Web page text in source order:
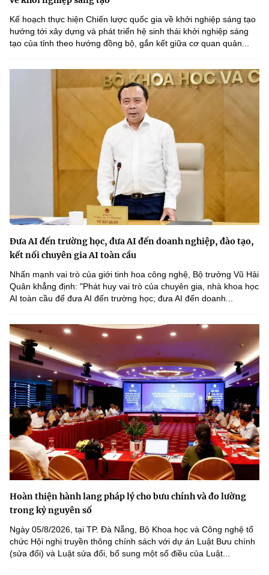
Chọn ngôn ngữ
Vietnamese English
BỘ KHOA HỌC VÀ CÔNG NGHỆ
MINISTRY OF SCIENCE AND TECHNOLOGY
Điều khoản sử dụng Theo dõi MST:
Cơ quan chủ quản: Bộ Khoa học và Công nghệ (MST)
Chịu trách nhiệm nội dung: Nguyễn Thị Hải Hằng
Giám đốc Trung tâm Truyền thông Khoa học và Công nghệ.
Địa chỉ: Ban Biên tập Cổng TTĐT - 18 Nguyễn Du, TP. Hà Nội
Email:stc@mst.gov.vn
©2026 Bản quyền thuộc Bộ Khoa Học và Công Nghệ
(Ghi rõ nguồn "https://mst.gov.vn" khi phát hành lại thông tin từ
website này)
Kế hoạch thực hiện Chiến lược quốc gia về khởi nghiệp sáng tạo
hướng tới xây dựng và phát triển hệ sinh thái khởi nghiệp sáng
tạo của tỉnh theo hướng đồng bộ, gắn kết giữa cơ quan quản...
Đưa AI đến trường học, đưa AI đến doanh nghiệp, đào tạo,
kết nối chuyên gia AI toàn cầu
Nhấn mạnh vai trò của giới tinh hoa công nghệ, Bộ trưởng Vũ Hải
Quân khẳng định: "Phát huy vai trò của chuyên gia, nhà khoa học
AI toàn cầu để đưa AI đến trường học; đưa AI đến doanh...
Hoàn thiện hành lang pháp lý cho bưu chính và đo lường
trong kỷ nguyên số
Ngày 05/8/2026, tại TP. Đà Nẵng, Bộ Khoa học và Công nghệ tổ
chức Hội nghị truyền thông chính sách với dự án Luật Bưu chính
(sửa đổi) và Luật sửa đổi, bổ sung một số điều của Luật...